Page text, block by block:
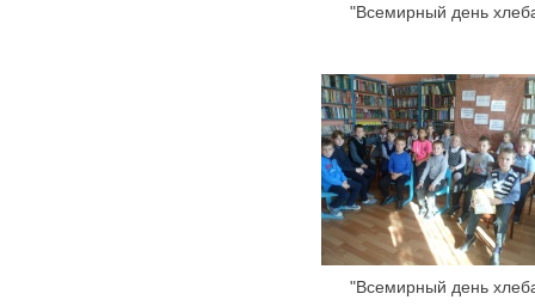
"Всемирный день
"Всемирный день